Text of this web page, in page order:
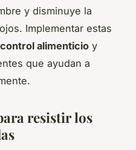
y disminuye la
Implementar estas
alimenticio y
que ayudan a
resistir los